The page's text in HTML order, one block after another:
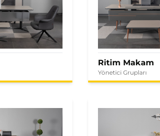
Ritim Makam
Yönetici Grupları